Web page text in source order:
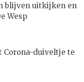
blijven uitkijken en
Wesp
Corona-duiveltje te